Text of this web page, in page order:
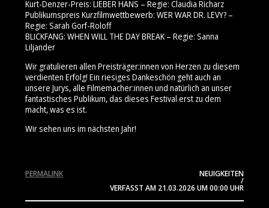
Kurt-Denzer-Preis: LIEBER HANS – Regie: Claudia Richarz
Publikumspreis Kurzfilmwettbewerb: WER WAR DR. LEVY? –
Regie: Sarah Gorf-Roloff
BLICKFANG: WHEN WILL THE DAY BREAK – Regie: Sanna
Liljander
Wir gratulieren allen Preisträger:innen von Herzen zu diesem
verdienten Erfolg! Ein riesiges Dankeschön geht auch an
unsere Jurys, alle Filmemacher:innen und natürlich an unser
fantastisches Publikum, das dieses Festival erst zu dem
macht, was es ist.
Wir sehen uns im nächsten Jahr!
NEUIGKEITEN
/
VERFASST AM 21.03.2026 UM 00:00 UHR
PERMALINK